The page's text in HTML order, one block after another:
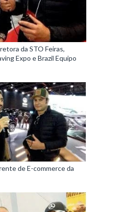
da STO Feiras,
Expo e Brazil Equipo
de E-commerce da